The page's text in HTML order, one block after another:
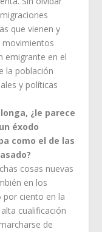
que vienen y
movimientos
emigrante en el
la población
y políticas
¿le parece
éxodo
como el de las
cosas nuevas
en los
por ciento en la
cualificación
de